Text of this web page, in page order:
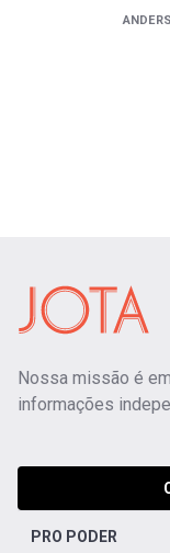
Nossa missão é
informações
PRO PODER